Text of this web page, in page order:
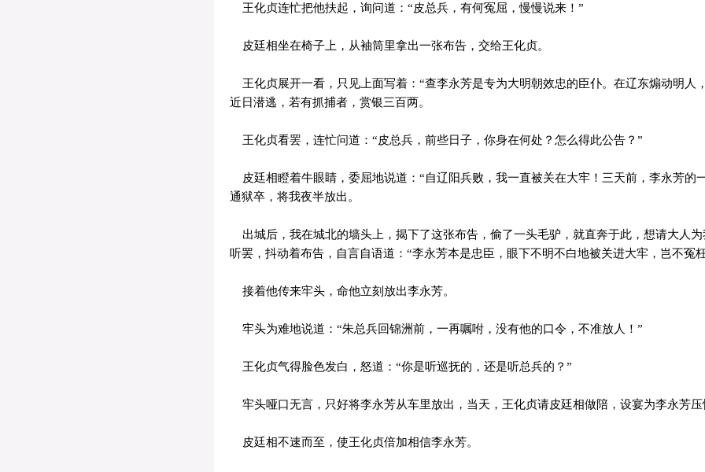
王化贞连忙把他扶起，询问道：“皮总兵，有何冤屈，慢慢说来！”
皮廷相坐在椅子上，从袖筒里拿出一张布告，交给王化贞。
王化贞展开一看，只见上面写着：“查李永芳是专为大明朝效忠的臣仆。在辽东煽动明人
近日潜逃，若有抓捕者，赏银三百两。
王化贞看罢，连忙问道：“皮总兵，前些日子，你身在何处？怎么得此公告？”
皮廷相瞪着牛眼睛，委屈地说道：“自辽阳兵败，我一直被关在大牢！三天前，李永芳的
通狱卒，将我夜半放出。
出城后，我在城北的墙头上，揭下了这张布告，偷了一头毛驴，就直奔于此，想请大人
听罢，抖动着布告，自言自语道：“李永芳本是忠臣，眼下不明不白地被关进大牢，岂不冤
接着他传来牢头，命他立刻放出李永芳。
牢头为难地说道：“朱总兵回锦洲前，一再嘱咐，没有他的口令，不准放人！”
王化贞气得脸色发白，怒道：“你是听巡抚的，还是听总兵的？”
牢头哑口无言，只好将李永芳从车里放出，当天，王化贞请皮廷相做陪，设宴为李永芳压
皮廷相不速而至，使王化贞倍加相信李永芳。